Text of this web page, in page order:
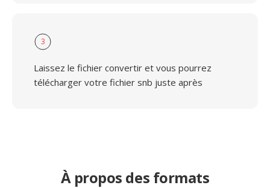
3
Laissez le fichier convertir et vous pourrez
télécharger votre fichier snb juste après
À propos des formats